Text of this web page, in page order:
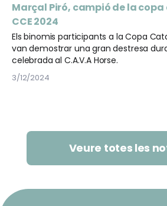
Marçal Piró, campió de la
CCE 2024
Els binomis participants a la Copa
van demostrar una gran destresa
celebrada al C.A.V.A Horse.
3/12/2024
Veure totes les